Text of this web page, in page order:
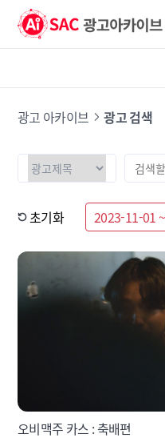
광고 아카이브 광고 검색
초기화 2023-11-01
오비맥주 카스 : 축배편